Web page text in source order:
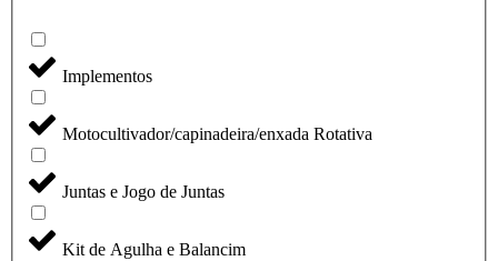
Implementos
Motocultivador/capinadeira/enxada Rotativa
Juntas e Jogo de Juntas
Kit de Agulha e Balancim